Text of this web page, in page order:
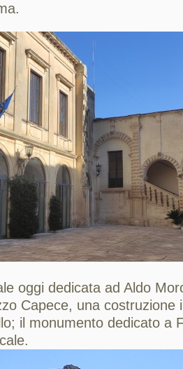
oggi dedicata ad Aldo
Capece, una costruzione
il monumento dedicato a